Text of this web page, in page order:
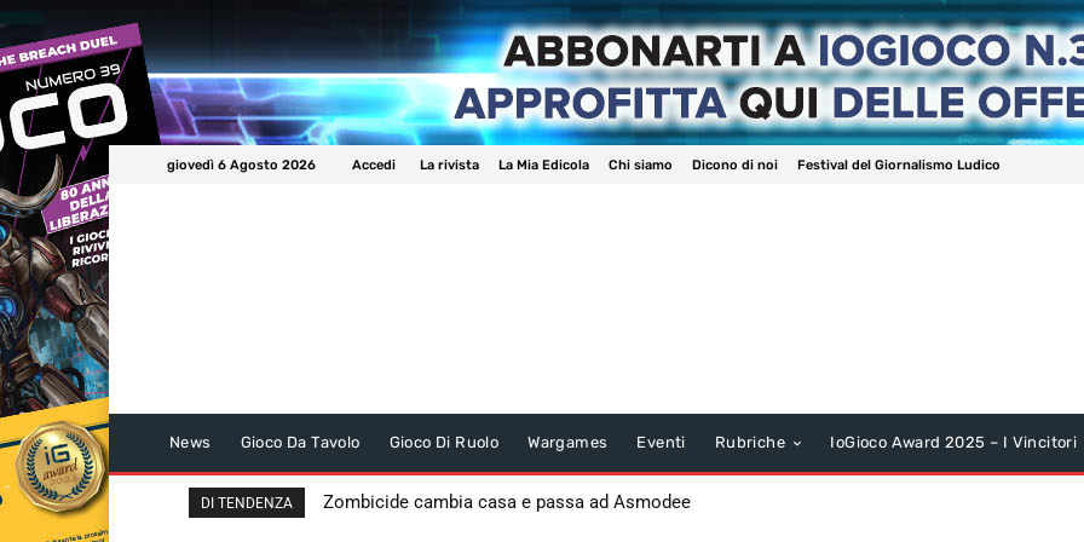
giovedì 6 Agosto 2026 Accedi La rivista La Mia Edicola Chi siamo Dicono di noi Festival del Giornalismo Ludico
News Gioco Da Tavolo Gioco Di Ruolo Wargames Eventi Rubriche IoGioco Award 2025 – I Vincitori
DI TENDENZA Zombicide cambia casa e passa ad Asmodee